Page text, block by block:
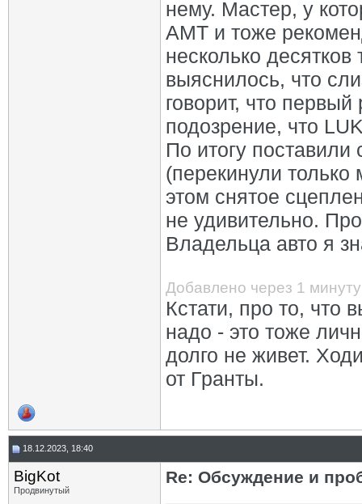
нему. Мастер, у
АМТ и тоже
несколько
выяснилось, что
говорит, что
подозрение, что
По итогу
(перекинули
этом снятое
не удивительно.
Владельца авто я
Добавлено через 1 минуту
Кстати, про то, что
надо - это тоже
долго не живет.
от Гранты.
18.12.2023, 18:40
BigKot
Продвинутый
Re: Обсуждение и